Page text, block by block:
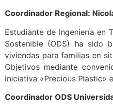
Coordinador Regional:
Estudiante de Ingeniería en
Sostenible (ODS) ha sido
viviendas para familias en
Objetivos mediante
iniciativa «Precious Plastic»
Coordinador ODS